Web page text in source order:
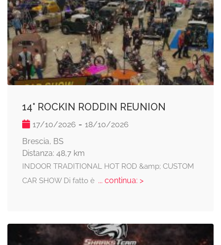
14° ROCKIN RODDIN REUNION
17/10/2026 - 18/10/2026
Brescia, BS
Distanza: 48,7 km
INDOOR TRADITIONAL HOT ROD &amp; CUSTOM
CAR SHOW Di fatto è... continua: >